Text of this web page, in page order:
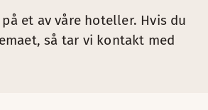
et av våre hoteller. Hvis du
så tar vi kontakt med